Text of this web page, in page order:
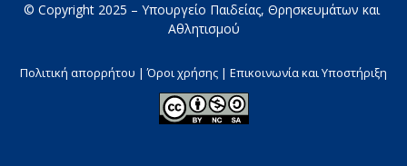
© Copyright 2025 – Υπουργείο Παιδείας, Θρησκευμάτων και
Αθλητισμού
Πολιτική απορρήτου | Όροι χρήσης | Επικοινωνία και Υποστήριξη